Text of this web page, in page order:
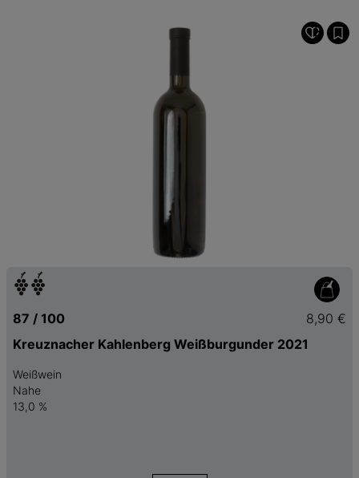
87 / 100
8,90 €
Kreuznacher Kahlenberg Weißburgunder 2021
Weißwein
Nahe
13,0 %